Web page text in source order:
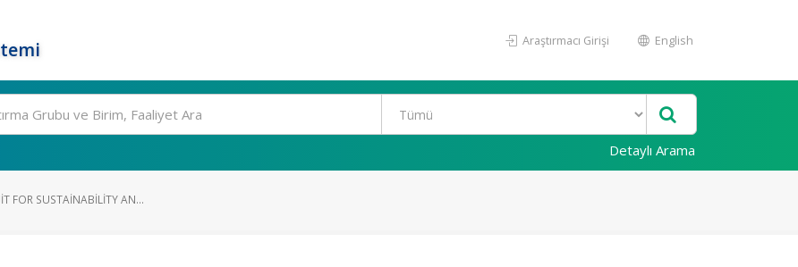
Araştırmacı Girişi English
Detaylı Arama
FOR SUSTAINABILITY AN...